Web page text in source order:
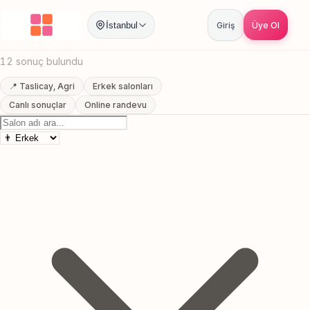
İstanbul Giriş Üye Ol
Anasayfa / Agri Taslicay Gece Acik Berber
Taslicay, Agri Gece Acik Berber
12 sonuç bulundu
📍 Taslicay, Agri
Erkek salonları
Canlı sonuçlar
Online randevu